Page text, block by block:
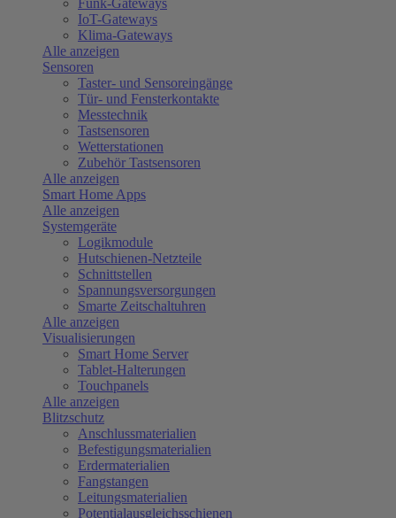
Funk-Gateways
IoT-Gateways
Klima-Gateways
Alle anzeigen
Sensoren
Taster- und Sensoreingänge
Tür- und Fensterkontakte
Messtechnik
Tastsensoren
Wetterstationen
Zubehör Tastsensoren
Alle anzeigen
Smart Home Apps
Alle anzeigen
Systemgeräte
Logikmodule
Hutschienen-Netzteile
Schnittstellen
Spannungsversorgungen
Smarte Zeitschaltuhren
Alle anzeigen
Visualisierungen
Smart Home Server
Tablet-Halterungen
Touchpanels
Alle anzeigen
Blitzschutz
Anschlussmaterialien
Befestigungsmaterialien
Erdermaterialien
Fangstangen
Leitungsmaterialien
Potentialausgleichsschienen